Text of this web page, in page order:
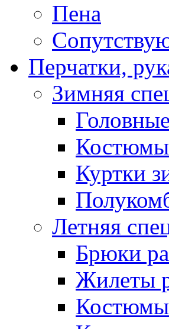
Пена
Перчатки,
Зимняя
Куртки
Летняя
Брюки
Жилеты
Костюмы